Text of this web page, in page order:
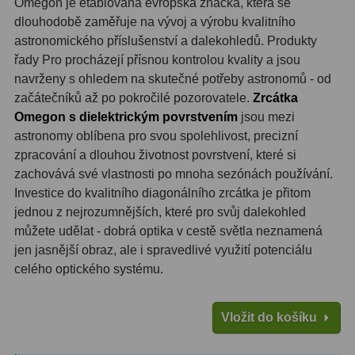
Filtry Clip 5
Filtry CCD Hα, OIII7
Filtrová kola a rámy 16
Rovnače a reduktory13
Pointace 7
Zaostřovací masky27
ADC, Tilting14
Rotátory34
dlouhodobě zaměřuje na vývoj a výrobu kvalitního
astronomického příslušenství a dalekohledů. Produkty
řady Pro procházejí přísnou kontrolou kvality a jsou
navrženy s ohledem na skutečné potřeby astronomů - od
začátečníků až po pokročilé pozorovatele. Zrcátka
Omegon s dielektrickým povrstvením jsou mezi
astronomy oblíbena pro svou spolehlivost, precizní
zpracování a dlouhou životnost povrstvení, které si
zachovává své vlastnosti po mnoha sezónách používání.
Investice do kvalitního diagonálního zrcátka je přitom
jednou z nejrozumnějších, které pro svůj dalekohled
můžete udělat - dobrá optika v cestě světla neznamená
jen jasnější obraz, ale i spravedlivé využití potenciálu
celého optického systému.
Vložit do košíku